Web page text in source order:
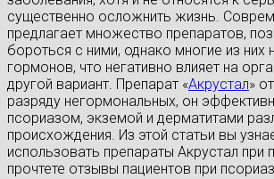
существенно осложнить жизнь.
предлагает множество препаратов,
бороться с ними, однако многие из них
гормонов, что негативно влияет на
другой вариант. Препарат «Акрустал»
разряду негормональных, он
псориазом, экземой и дерматитами
происхождения. Из этой статьи вы
использовать препараты Акрустал при
прочтете отзывы пациентов при